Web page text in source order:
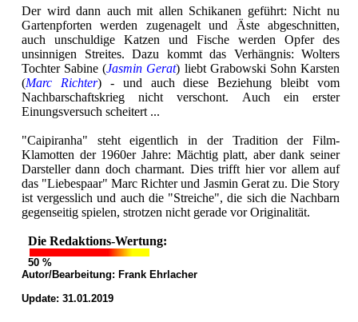
Der wird dann auch mit allen Schikanen geführt: Nicht nu
Gartenpforten werden zugenagelt und Äste abgeschnitten,
auch unschuldige Katzen und Fische werden Opfer des
unsinnigen Streites. Dazu kommt das Verhängnis: Wolters
Tochter Sabine (Jasmin Gerat) liebt Grabowski Sohn Karsten
(Marc Richter) - und auch diese Beziehung bleibt vom
Nachbarschaftskrieg nicht verschont. Auch ein erster
Einungsversuch scheitert ...
"Caipiranha" steht eigentlich in der Tradition der Film-
Klamotten der 1960er Jahre: Mächtig platt, aber dank seiner
Darsteller dann doch charmant. Dies trifft hier vor allem auf
das "Liebespaar" Marc Richter und Jasmin Gerat zu. Die Story
ist vergesslich und auch die "Streiche", die sich die Nachbarn
gegenseitig spielen, strotzen nicht gerade vor Originalität.
Die Redaktions-Wertung:
50 %
Autor/Bearbeitung: Frank Ehrlacher
Update: 31.01.2019